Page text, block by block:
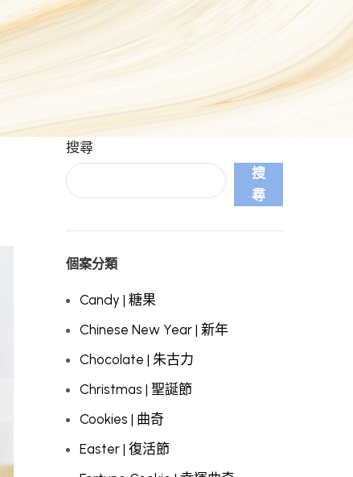
搜尋
搜
尋
個案分類
Candy | 糖果
Chinese New Year | 新年
Chocolate | 朱古力
Christmas | 聖誕節
Cookies | 曲奇
Easter | 復活節